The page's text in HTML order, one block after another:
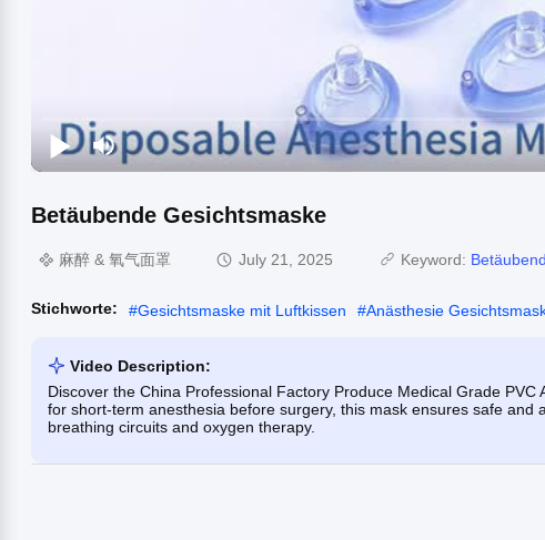
Betäubende Gesichtsmaske
麻醉 & 氧气面罩 July 21, 2025 Keyword:
Stichworte: #Gesichtsmaske mit Luftkissen #Anästhesie
Video Description:
Discover the China Professional Factory Produce Medical Grade
for short-term anesthesia before surgery, this mask ensures safe
breathing circuits and oxygen therapy.